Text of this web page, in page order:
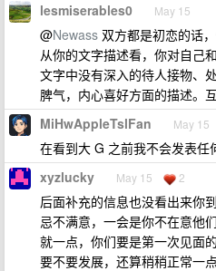
lesmiserables0 May 15
@Newass 双方都是初恋的话
从你的文字描述看，你对自己
文字中没有深入的待人接物、
脾气，内心喜好方面的描述。
MiHwAppleTslFan May 15
在看到大 G 之前我不会发表任
xyzlucky May 15 2
后面补充的信息也没看出来你
忌不满意，一会是你不在意他们
就一点，你们要是第一次见面
要不要发展，还算稍稍正常一